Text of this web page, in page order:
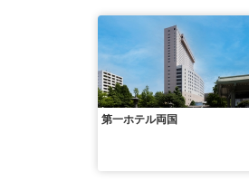
第一ホテル両国